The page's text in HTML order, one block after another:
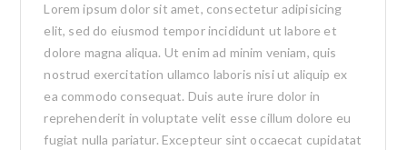
Lorem ipsum dolor sit amet, consectetur adipisicing
elit, sed do eiusmod tempor incididunt ut labore et
dolore magna aliqua. Ut enim ad minim veniam, quis
nostrud exercitation ullamco laboris nisi ut aliquip ex
ea commodo consequat. Duis aute irure dolor in
reprehenderit in voluptate velit esse cillum dolore eu
fugiat nulla pariatur. Excepteur sint occaecat cupidatat